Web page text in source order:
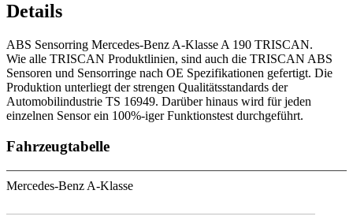
Details
ABS Sensorring Mercedes-Benz A-Klasse A 190 TRISCAN.
Wie alle TRISCAN Produktlinien, sind auch die TRISCAN ABS
Sensoren und Sensorringe nach OE Spezifikationen gefertigt. Die
Produktion unterliegt der strengen Qualitätsstandards der
Automobilindustrie TS 16949. Darüber hinaus wird für jeden
einzelnen Sensor ein 100%-iger Funktionstest durchgeführt.
Fahrzeugtabelle
Mercedes-Benz A-Klasse